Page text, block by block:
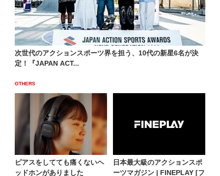
次世代のアクションスポーツ界を担う、10代の新星6名が決
定！『JAPAN ACT...
OTHERS
ピアスをしてても痛くないヘ
ッドホンがありました
日本最大級のアクションスポ
ーツマガジン | FINEPLAY [フ